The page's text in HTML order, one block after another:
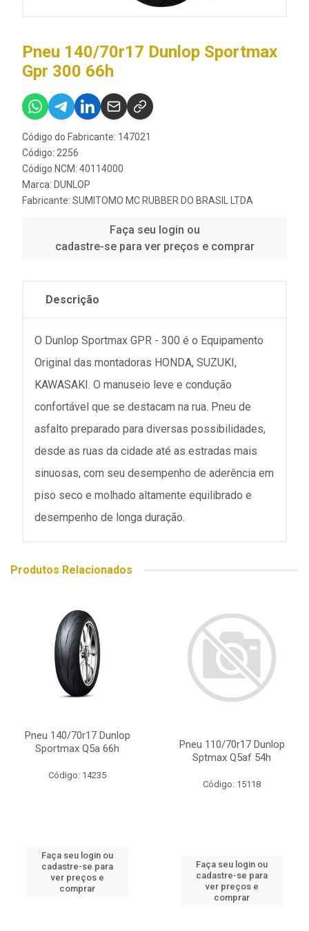
Pneu 140/70r17 Dunlop Sportmax
Gpr 300 66h
Código do Fabricante: 147021
Código: 2256
Código NCM: 40114000
Marca: DUNLOP
Fabricante: SUMITOMO MC RUBBER DO BRASIL LTDA
Faça seu login ou
cadastre-se para ver preços e comprar
Descrição
O Dunlop Sportmax GPR - 300 é o Equipamento
Original das montadoras HONDA, SUZUKI,
KAWASAKI. O manuseio leve e condução
confortável que se destacam na rua. Pneu de
asfalto preparado para diversas possibilidades,
desde as ruas da cidade até as estradas mais
sinuosas, com seu desempenho de aderência em
piso seco e molhado altamente equilibrado e
desempenho de longa duração.
Produtos Relacionados
Pneu 140/70r17 Dunlop
Sportmax Q5a 66h
Código: 14235
Faça seu login ou
cadastre-se para
ver preços e
comprar
Pneu 110/70r17 Dunlop
Sptmax Q5af 54h
Código: 15118
Faça seu login ou
cadastre-se para
ver preços e
comprar